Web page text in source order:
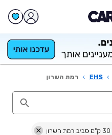
›
EHS
› רמת השרון